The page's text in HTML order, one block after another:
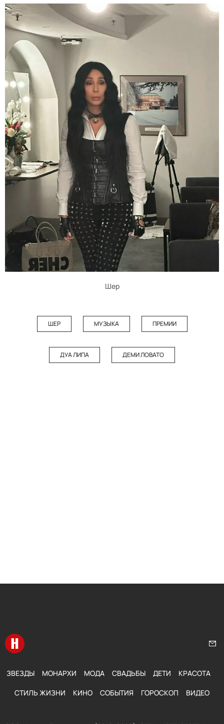
Шер
ШЕР МУЗЫКА ПРЕМИИ
ДУА ЛИПА ДЕМИ ЛОВАТО
Перейти на главную
ЗВЕЗДЫ МОНАРХИ МОДА СВАДЬБЫ ДЕТИ КРАСОТА
СТИЛЬ ЖИЗНИ КИНО СОБЫТИЯ ГОРОСКОП ВИДЕО